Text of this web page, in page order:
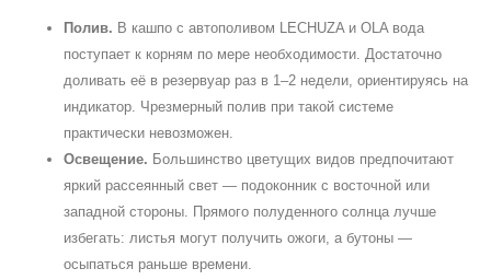
Полив. В кашпо с автополивом LECHUZA и OLA вода
поступает к корням по мере необходимости. Достаточно
доливать её в резервуар раз в 1–2 недели, ориентируясь на
индикатор. Чрезмерный полив при такой системе
практически невозможен.
Освещение. Большинство цветущих видов предпочитают
яркий рассеянный свет — подоконник с восточной или
западной стороны. Прямого полуденного солнца лучше
избегать: листья могут получить ожоги, а бутоны —
осыпаться раньше времени.